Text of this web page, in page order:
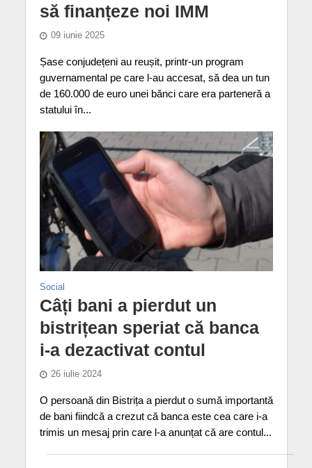
să finanțeze noi IMM
09 iunie 2025
Șase conjudețeni au reușit, printr-un program
guvernamental pe care l-au accesat, să dea un tun
de 160.000 de euro unei bănci care era parteneră a
statului în...
Social
Câți bani a pierdut un
bistrițean speriat că banca
i-a dezactivat contul
26 iulie 2024
O persoană din Bistrița a pierdut o sumă importantă
de bani fiindcă a crezut că banca este cea care i-a
trimis un mesaj prin care l-a anunțat că are contul...